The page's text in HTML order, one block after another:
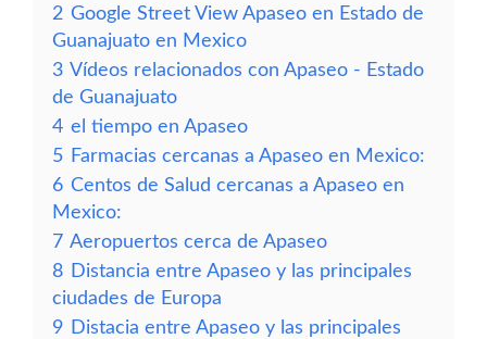
2 Google Street View Apaseo en Estado de
Guanajuato en Mexico
3 Vídeos relacionados con Apaseo - Estado
de Guanajuato
4 el tiempo en Apaseo
5 Farmacias cercanas a Apaseo en Mexico:
6 Centos de Salud cercanas a Apaseo en
Mexico:
7 Aeropuertos cerca de Apaseo
8 Distancia entre Apaseo y las principales
ciudades de Europa
9 Distacia entre Apaseo y las principales